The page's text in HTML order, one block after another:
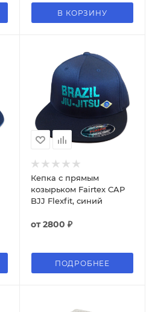
В КОРЗИНУ
Кепка с прямым
козырьком Fairtex CAP
BJJ Flexfit, синий
от2800 ₽
ПОДРОБНЕЕ